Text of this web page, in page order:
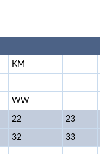
KM
WW
22 23
32 33